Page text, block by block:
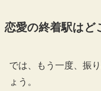
恋愛の終着駅はど
では、もう一度、振
ょう。